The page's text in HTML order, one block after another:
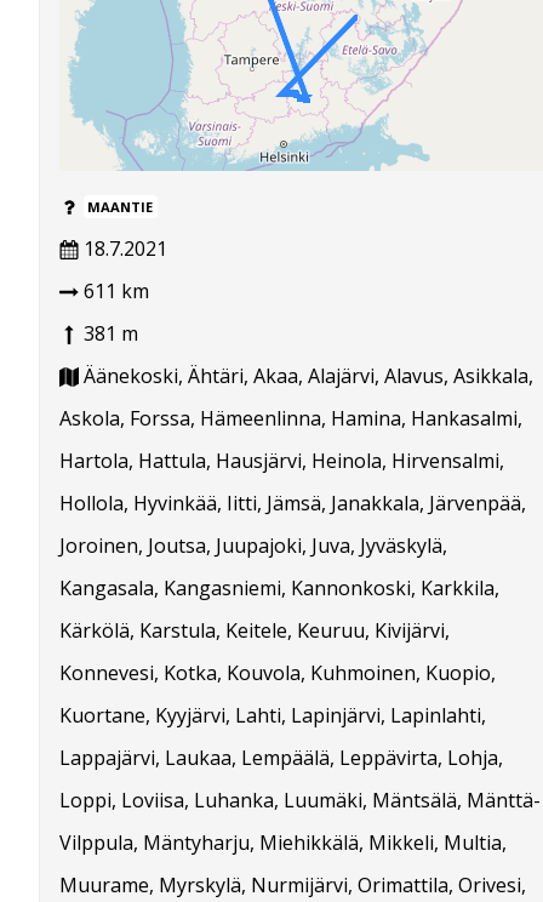
MAANTIE
18.7.2021
611 km
381 m
Äänekoski, Ähtäri, Akaa, Alajärvi, Alavus, Asikkala,
Askola, Forssa, Hämeenlinna, Hamina, Hankasalmi,
Hartola, Hattula, Hausjärvi, Heinola, Hirvensalmi,
Hollola, Hyvinkää, Iitti, Jämsä, Janakkala, Järvenpää,
Joroinen, Joutsa, Juupajoki, Juva, Jyväskylä,
Kangasala, Kangasniemi, Kannonkoski, Karkkila,
Kärkölä, Karstula, Keitele, Keuruu, Kivijärvi,
Konnevesi, Kotka, Kouvola, Kuhmoinen, Kuopio,
Kuortane, Kyyjärvi, Lahti, Lapinjärvi, Lapinlahti,
Lappajärvi, Laukaa, Lempäälä, Leppävirta, Lohja,
Loppi, Loviisa, Luhanka, Luumäki, Mäntsälä, Mänttä-
Vilppula, Mäntyharju, Miehikkälä, Mikkeli, Multia,
Muurame, Myrskylä, Nurmijärvi, Orimattila, Orivesi,